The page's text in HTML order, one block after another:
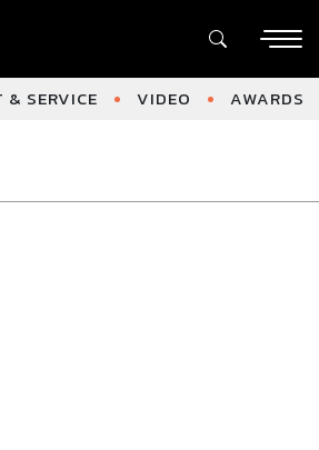
& SERVICE VIDEO AWARDS